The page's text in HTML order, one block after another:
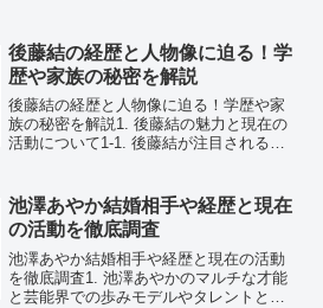
いる存在です。彼女がテレビ画面に登場
すると、その場の雰囲...
後藤結の経歴と人物像に迫る！学
歴や家族の秘密を解説
後藤結の経歴と人物像に迫る！学歴や家
族の秘密を解説1. 後藤結の魅力と現在の
活動について1-1. 後藤結が注目される理
注目を集めている人物です。彼女の活動
には常に誠実な...
池澤あやか結婚相手や経歴と現在
の活動を徹底調査
池澤あやか結婚相手や経歴と現在の活動
を徹底調査1. 池澤あやかのマルチな才能
と芸能界での歩みモデルやタレントとし